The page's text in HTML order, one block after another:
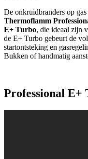
De onkruidbranders op
Thermoflamm
E+ Turbo, die ideaal zijn
de E+ Turbo gebeurt de
startontsteking en
Bukken of handmatig
Professional E+